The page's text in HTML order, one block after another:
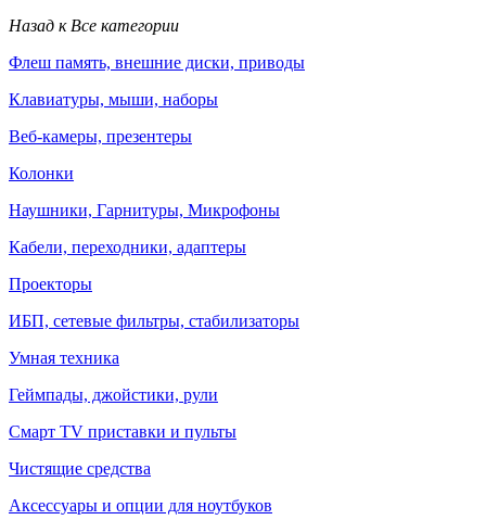
Назад к Все категории
Флеш память, внешние диски, приводы
Клавиатуры, мыши, наборы
Веб-камеры, презентеры
Колонки
Наушники, Гарнитуры, Микрофоны
Кабели, переходники, адаптеры
Проекторы
ИБП, сетевые фильтры, стабилизаторы
Умная техника
Геймпады, джойстики, рули
Смарт TV приставки и пульты
Чистящие средства
Аксессуары и опции для ноутбуков